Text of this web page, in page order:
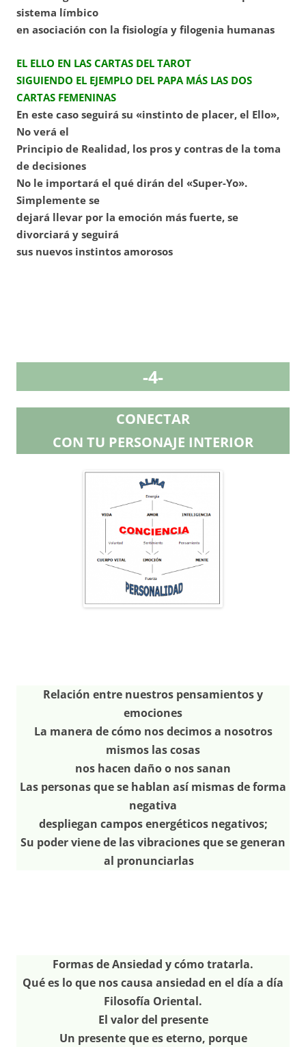
sistema límbico
en asociación con la fisiología y filogenia humanas
EL ELLO EN LAS CARTAS DEL TAROT
SIGUIENDO EL EJEMPLO DEL PAPA MÁS LAS DOS
CARTAS FEMENINAS
En este caso seguirá su «instinto de placer, el Ello»,
No verá el
Principio de Realidad, los pros y contras de la toma
de decisiones
No le importará el qué dirán del «Super-Yo».
Simplemente se
dejará llevar por la emoción más fuerte, se
divorciará y seguirá
sus nuevos instintos amorosos
-4-
CONECTAR
CON TU PERSONAJE INTERIOR
Relación entre nuestros pensamientos y
emociones
La manera de cómo nos decimos a nosotros
mismos las cosas
nos hacen daño o nos sanan
Las personas que se hablan así mismas de forma
negativa
despliegan campos energéticos negativos;
Su poder viene de las vibraciones que se generan
al pronunciarlas
Formas de Ansiedad y cómo tratarla.
Qué es lo que nos causa ansiedad en el día a día
Filosofía Oriental.
El valor del presente
Un presente que es eterno, porque